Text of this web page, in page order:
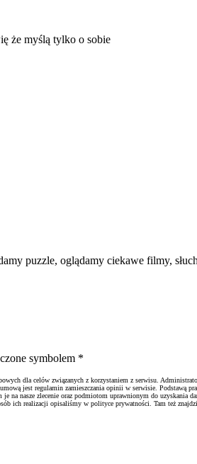
że myślą tylko o sobie
puzzle, oglądamy ciekawe filmy,
symbolem *
dla celów związanych z korzystaniem z serwisu.
jest regulamin zamieszczania opinii w serwisie. Podstawą
na nasze zlecenie oraz podmiotom uprawnionym do uzyskania
ich realizacji opisaliśmy w polityce prywatności. Tam też